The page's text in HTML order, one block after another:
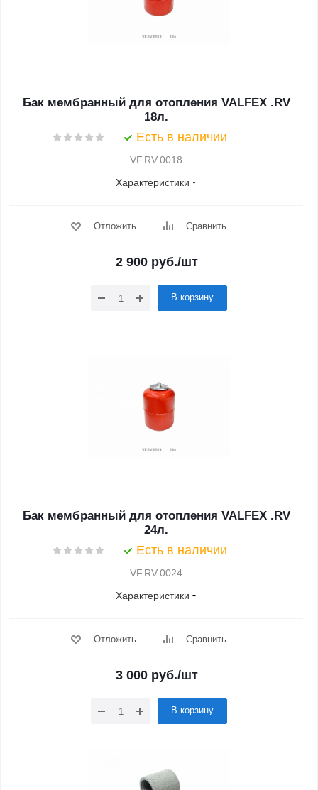
Бак мембранный для отопления VALFEX .RV
18л.
Есть в наличии
VF.RV.0018
Характеристики
Отложить Сравнить
2 900руб./шт
В корзину
Бак мембранный для отопления VALFEX .RV
24л.
Есть в наличии
VF.RV.0024
Характеристики
Отложить Сравнить
3 000руб./шт
В корзину